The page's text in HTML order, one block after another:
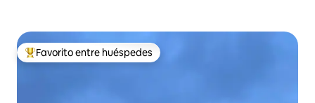
De los mejores en Favorito entre huéspedes
Favorito entre huéspedes